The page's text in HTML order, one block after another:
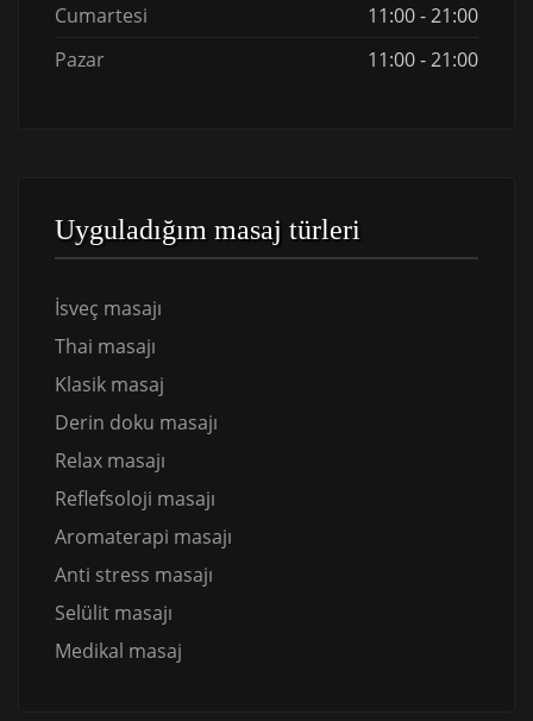
Cumartesi
11:00 - 21:00
Pazar
11:00 - 21:00
Uyguladığım masaj türleri
İsveç masajı
Thai masajı
Klasik masaj
Derin doku masajı
Relax masajı
Reflefsoloji masajı
Aromaterapi masajı
Anti stress masajı
Selülit masajı
Medikal masaj